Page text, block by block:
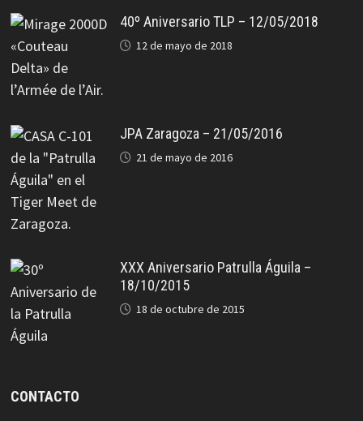
40º Aniversario TLP – 12/05/2018
12 de mayo de 2018
JPA Zaragoza – 21/05/2016
21 de mayo de 2016
XXX Aniversario Patrulla Águila –
18/10/2015
18 de octubre de 2015
CONTACTO